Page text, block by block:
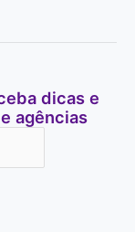
dicas e
agências